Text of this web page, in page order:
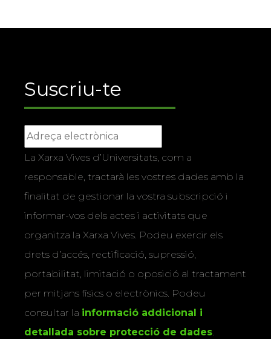
Suscriu-te
La Xarxa Vives d’Universitats, com a
responsable, tractarà les vostres dades amb la
finalitat de gestionar la vostra subscripció i
informar-vos dels actes i activitats que
organitza la Xarxa Vives. Podeu exercir els
drets d’accés, rectificació, supressió,
portabilitat, limitació o oposició al tractament
per mitjans físics o electrònics. Podeu
consultar la informació addicional i
detallada sobre protecció de dades.